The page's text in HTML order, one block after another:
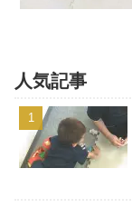
人気記事